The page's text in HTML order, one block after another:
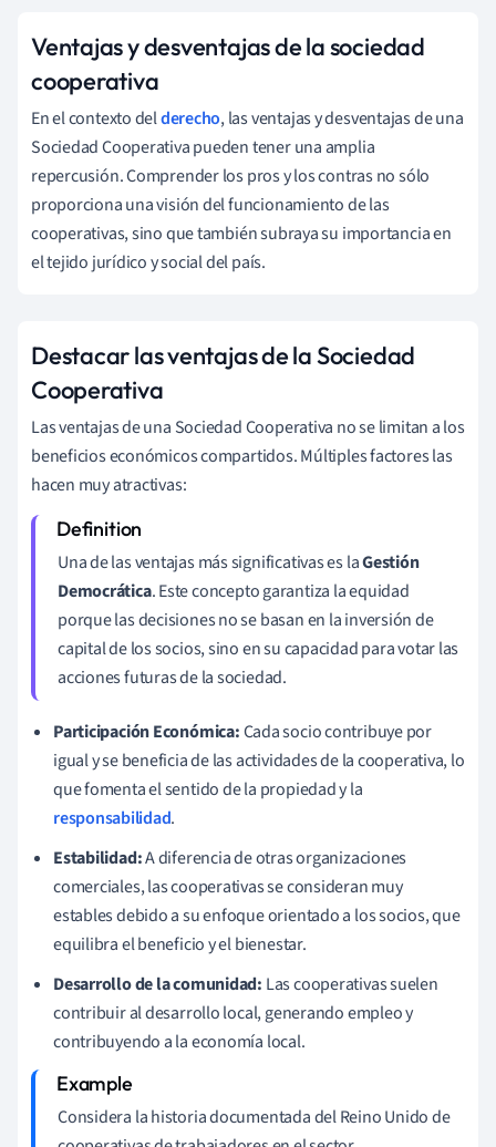
Ventajas y desventajas de la sociedad
cooperativa
En el contexto delderecho, las ventajas y desventajas de una
Sociedad Cooperativa pueden tener una amplia
repercusión. Comprender los pros y los contras no sólo
proporciona una visión del funcionamiento de las
cooperativas, sino que también subraya su importancia en
el tejido jurídico y social del país.
Destacar las ventajas de la Sociedad
Cooperativa
Las ventajas de una Sociedad Cooperativa no se limitan a los
beneficios económicos compartidos. Múltiples factores las
hacen muy atractivas:
Una de las ventajas más significativas es laGestión
Democrática. Este concepto garantiza la equidad
porque las decisiones no se basan en la inversión de
capital de los socios, sino en su capacidad para votar las
acciones futuras de la sociedad.
Participación Económica:Cada socio contribuye por
igual y se beneficia de las actividades de la cooperativa, lo
que fomenta el sentido de la propiedad y la
responsabilidad.
Estabilidad:A diferencia de otras organizaciones
comerciales, las cooperativas se consideran muy
estables debido a su enfoque orientado a los socios, que
equilibra el beneficio y el bienestar.
Desarrollo de la comunidad: Las cooperativas suelen
contribuir al desarrollo local, generando empleo y
contribuyendo a la economía local.
Considera la historia documentada del Reino Unido de